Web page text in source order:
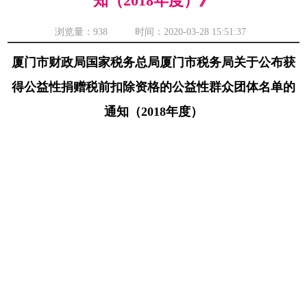
浏览量： 938 时间：2020-03-28 15:51:37
厦门市财政局国家税务总局厦门市税务局关于公布获
得公益性捐赠税前扣除资格的公益性群众团体名单的
通知（2018年度）